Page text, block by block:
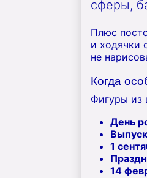
сферы,
Плюс
и ходячки
не
Когда
Фигуры из
День
1
14